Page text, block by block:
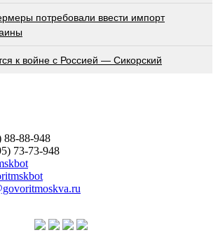
потребовали ввести импорт
к войне с Россией — Сикорский
88-88-948
73-73-948